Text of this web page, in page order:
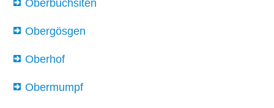
Oberbuchsiten
Obergösgen
Oberhof
Obermumpf